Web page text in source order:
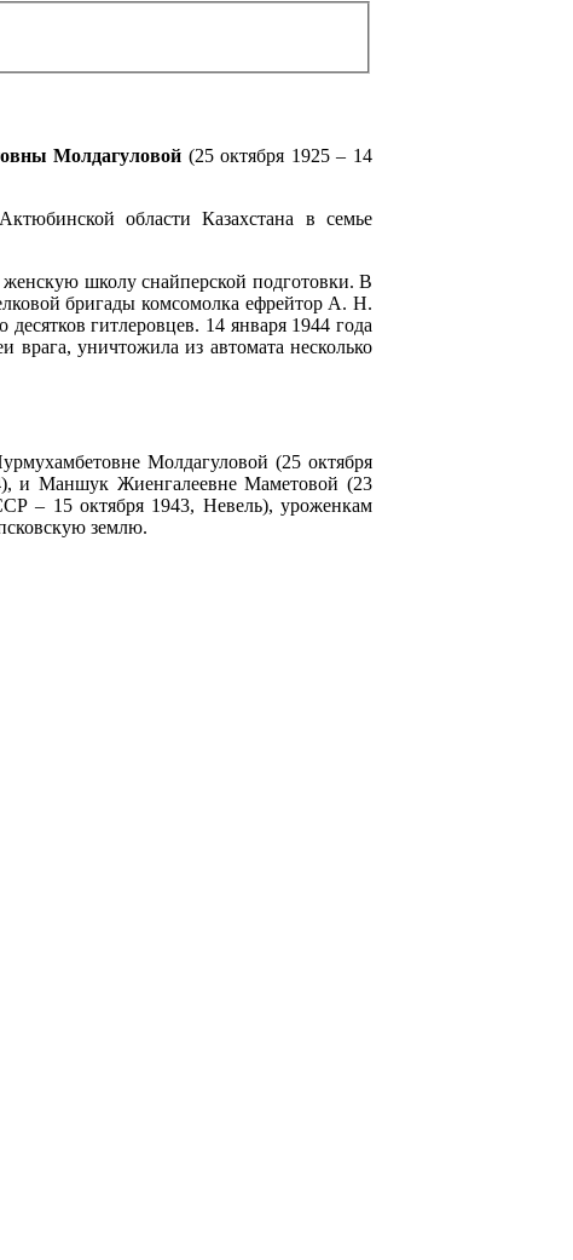
Молдагуловой (25 октября 1925 – 14
области Казахстана в семье
школу снайперской подготовки. В
бригады комсомолка ефрейтор А. Н.
гитле­ровцев. 14 января 1944 года
врага, уничтожила из автомата несколько
Молдагуловой (25 октября
и Маншук Жиенгалеевне Маметовой (23
– 15 октября 1943, Невель), уроженкам
землю.